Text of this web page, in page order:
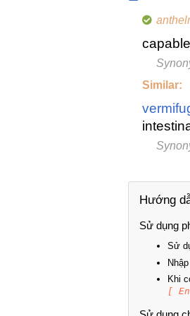
Similar:
Hướng
Sử dụng
Sử
Khi
[